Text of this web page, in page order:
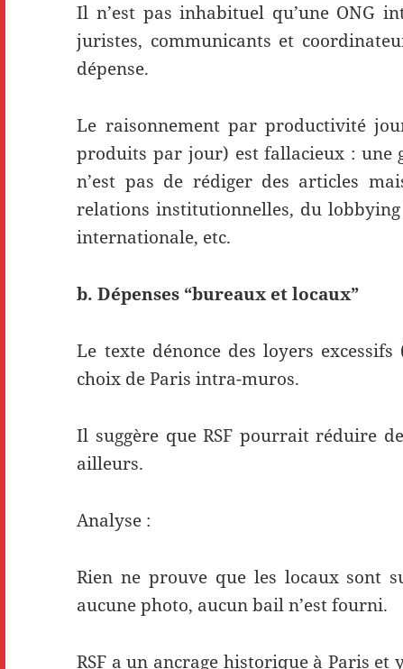
Il n’est pas inhabituel qu’une ONG
juristes, communicants et
dépense.
Le raisonnement par productivité
produits par jour) est fallacieux : une
n’est pas de rédiger des articles
relations institutionnelles, du
internationale, etc.
b. Dépenses “bureaux et locaux”
Le texte dénonce des loyers
choix de Paris intra-muros.
Il suggère que RSF pourrait réduire
ailleurs.
Analyse :
Rien ne prouve que les locaux sont
aucune photo, aucun bail n’est fourni.
RSF a un ancrage historique à Paris et